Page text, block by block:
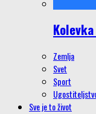
Zemlja
Svet
Sport
Sve je to život